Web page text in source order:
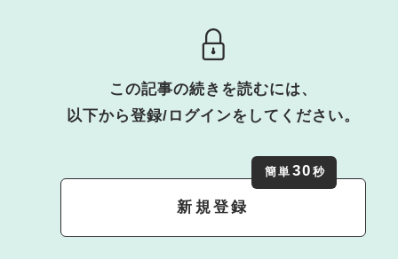
この記事の続きを読むには、
以下から登録/ログインをしてください。
新規登録
簡単 30 秒